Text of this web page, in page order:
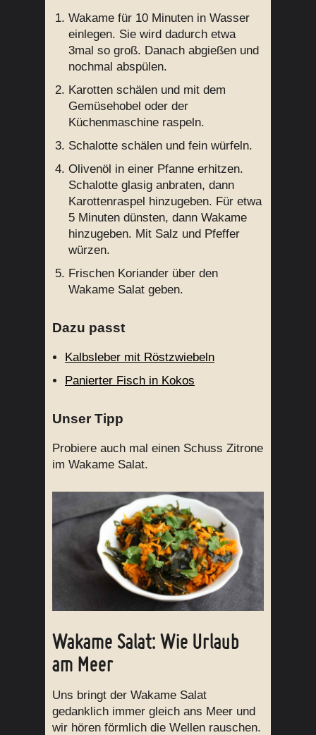
Wakame für 10 Minuten in Wasser
einlegen. Sie wird dadurch etwa
3mal so groß. Danach abgießen und
nochmal abspülen.
Karotten schälen und mit dem
Gemüsehobel oder der
Küchenmaschine raspeln.
Schalotte schälen und fein würfeln.
Olivenöl in einer Pfanne erhitzen.
Schalotte glasig anbraten, dann
Karottenraspel hinzugeben. Für etwa
5 Minuten dünsten, dann Wakame
hinzugeben. Mit Salz und Pfeffer
würzen.
Frischen Koriander über den
Wakame Salat geben.
Dazu passt
Kalbsleber mit Röstzwiebeln
Panierter Fisch in Kokos
Unser Tipp
Probiere auch mal einen Schuss Zitrone
im Wakame Salat.
Wakame Salat: Wie Urlaub
am Meer
Uns bringt der Wakame Salat
gedanklich immer gleich ans Meer und
wir hören förmlich die Wellen rauschen.